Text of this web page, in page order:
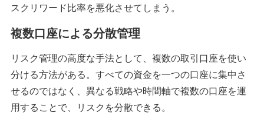
スクリワード比率を悪化させてしまう。
複数口座による分散管理
リスク管理の高度な手法として、複数の取引口座を使い
分ける方法がある。すべての資金を一つの口座に集中さ
せるのではなく、異なる戦略や時間軸で複数の口座を運
用することで、リスクを分散できる。